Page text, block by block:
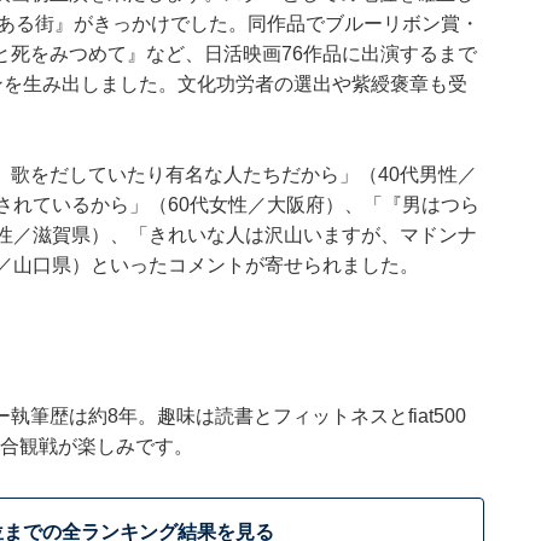
街』がきっかけでした。同作品でブルーリボン賞・
をみつめて』など、日活映画76作品に出演するまで
生み出しました。文化功労者の選出や紫綬褒章も受
をだしていたり有名な人たちだから」（40代男性／
ているから」（60代女性／大阪府）、「『男はつら
滋賀県）、「きれいな人は沢山いますが、マドンナ
口県）といったコメントが寄せられました。
筆歴は約8年。趣味は読書とフィットネスとfiat500
観戦が楽しみです。
での全ランキング結果を見る